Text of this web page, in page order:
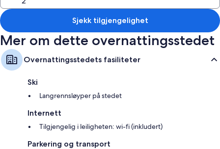
Oppvarmet badegulv, dusj og bidé
55 tommers LED-TV med kabel-TV
Privat hage, garderobeskap og kjøkken
Sjekk tilgjengelighet
Mer om dette overnattingsstedet
Overnattingsstedets fasiliteter
Ski
Langrennsløyper på stedet
Internett
Tilgjengelig i leiligheten: wi-fi (inkludert)
Parkering og transport